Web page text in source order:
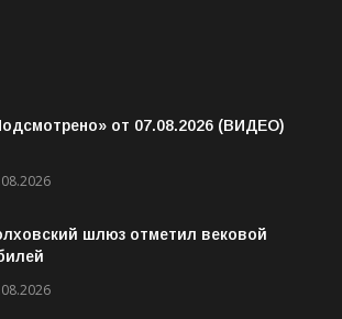
от 07.08.2026 (ВИДЕО)
шлюз отметил вековой